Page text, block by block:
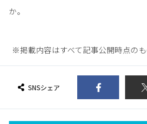
か。
※掲載内容はすべて記事公開時点のも
SNSシェア